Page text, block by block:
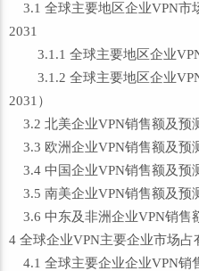
3.1 全球主要地区企业VPN市
2031
3.1.1 全球主要地区企业VPN
3.1.2 全球主要地区企业
2031）
3.2 北美企业VPN销售额及预
3.3 欧洲企业VPN销售额及预
3.4 中国企业VPN销售额及预
3.5 南美企业VPN销售额及预
3.6 中东及非洲企业VPN销售
4 全球企业VPN主要企业市场占
4.1 全球主要企业企业VPN销